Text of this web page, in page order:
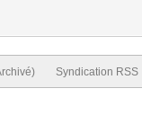
Syndication RSS